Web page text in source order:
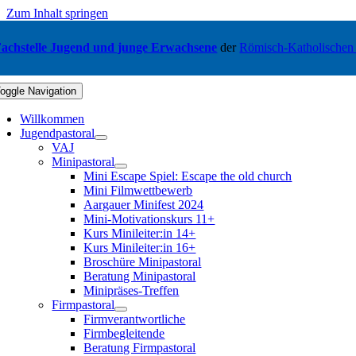
Zum Inhalt springen
Jugend und junge Erwachsene derRömisch-
Navigation
Willkommen
Jugendpastoral
VAJ
Minipastoral
Mini Escape Spiel: Escape the old church
Mini Filmwettbewerb
Aargauer Minifest 2024
Mini-Motivationskurs 11+
Kurs Minileiter:in 14+
Kurs Minileiter:in 16+
Broschüre Minipastoral
Beratung Minipastoral
Minipräses-Treffen
Firmpastoral
Firmverantwortliche
Firmbegleitende
Beratung Firmpastoral